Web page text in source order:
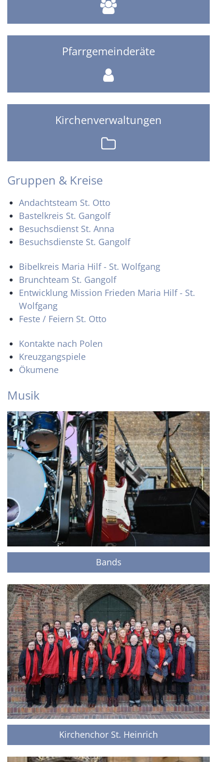
Pfarrgemeinderäte
Kirchenverwaltungen
Gruppen & Kreise
Andachtsteam St. Otto
Bastelkreis St. Gangolf
Besuchsdienst St. Anna
Besuchsdienste St. Gangolf
Bibelkreis Maria Hilf - St. Wolfgang
Brunchteam St. Gangolf
Entwicklung Mission Frieden Maria Hilf - St.
Wolfgang
Feste / Feiern St. Otto
Kontakte nach Polen
Kreuzgangspiele
Ökumene
Musik
Bands
Kirchenchor St. Heinrich